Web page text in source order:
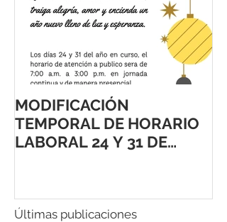
MODIFICACIÓN
TEMPORAL DE HORARIO
LABORAL 24 Y 31 DE
Últimas publicaciones